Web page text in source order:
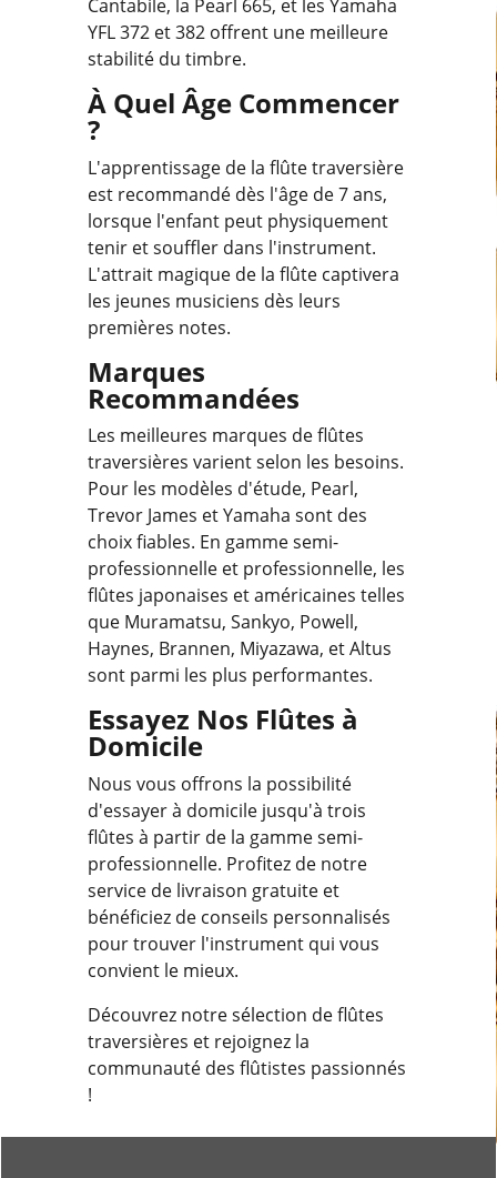
Cantabile, la Pearl 665, et les Yamaha
YFL 372 et 382 offrent une meilleure
stabilité du timbre.
À Quel Âge Commencer
?
L'apprentissage de la flûte traversière
est recommandé dès l'âge de 7 ans,
lorsque l'enfant peut physiquement
tenir et souffler dans l'instrument.
L'attrait magique de la flûte captivera
les jeunes musiciens dès leurs
premières notes.
Marques
Recommandées
Les meilleures marques de flûtes
traversières varient selon les besoins.
Pour les modèles d'étude, Pearl,
Trevor James et Yamaha sont des
choix fiables. En gamme semi-
professionnelle et professionnelle, les
flûtes japonaises et américaines telles
que Muramatsu, Sankyo, Powell,
Haynes, Brannen, Miyazawa, et Altus
sont parmi les plus performantes.
Essayez Nos Flûtes à
Domicile
Nous vous offrons la possibilité
d'essayer à domicile jusqu'à trois
flûtes à partir de la gamme semi-
professionnelle. Profitez de notre
service de livraison gratuite et
bénéficiez de conseils personnalisés
pour trouver l'instrument qui vous
convient le mieux.
Découvrez notre sélection de flûtes
traversières et rejoignez la
communauté des flûtistes passionnés
!